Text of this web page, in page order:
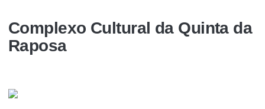
Complexo Cultural da Quinta da
Raposa